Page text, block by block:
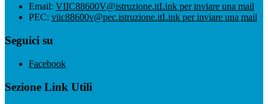
Email: VIIC88600V@istruzione.itLink per inviare una mail
PEC: viic88600v@pec.istruzione.itLink per inviare una mail
Seguici su
Facebook
Sezione Link Utili